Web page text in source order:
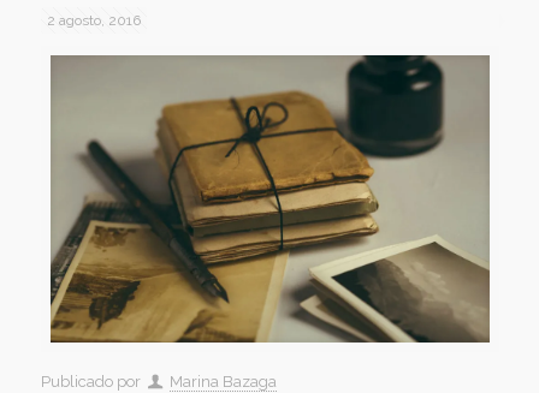
2 agosto, 2016
Publicado por Marina Bazaga